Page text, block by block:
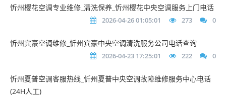
忻州樱花空调专业维修_清洗保养_忻州樱花中央空调服务上门电话
2026-04-26 01:05:01 273 0
忻州宾豪空调维修_忻州宾豪中央空调清洗服务公司电话查询
2026-04-23 17:25:01 222 0
忻州夏普空调客服热线_忻州夏普中央空调故障维修服务中心电话
(24H人工)